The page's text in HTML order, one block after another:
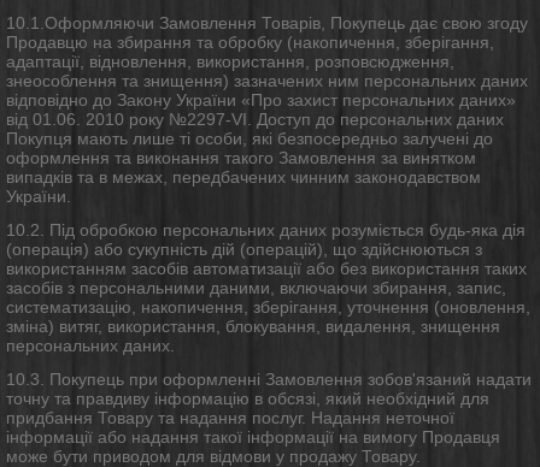
10.1.Оформляючи Замовлення Товарів, Покупець дає свою згоду
Продавцю на збирання та обробку (накопичення, зберігання,
адаптації, відновлення, використання, розповсюдження,
знеособлення та знищення) зазначених ним персональних даних
відповідно до Закону України «Про захист персональних даних»
від 01.06. 2010 року №2297-VI. Доступ до персональних даних
Покупця мають лише ті особи, які безпосередньо залучені до
оформлення та виконання такого Замовлення за винятком
випадків та в межах, передбачених чинним законодавством
України.
10.2. Під обробкою персональних даних розуміється будь-яка дія
(операція) або сукупність дій (операцій), що здійснюються з
використанням засобів автоматизації або без використання таких
засобів з персональними даними, включаючи збирання, запис,
систематизацію, накопичення, зберігання, уточнення (оновлення,
зміна) витяг, використання, блокування, видалення, знищення
персональних даних.
10.3. Покупець при оформленні Замовлення зобов'язаний надати
точну та правдиву інформацію в обсязі, який необхідний для
придбання Товару та надання послуг. Надання неточної
інформації або надання такої інформації на вимогу Продавця
може бути приводом для відмови у продажу Товару.